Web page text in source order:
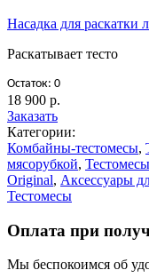
Насадка для раскатки
Раскатывает тесто
Остаток: 0
18 900 р.
Заказать
Категории:
Комбайны-тестомесы,
мясорубкой,
Original, Аксессуары
Тестомесы
Оплата при
Мы беспокоимся об